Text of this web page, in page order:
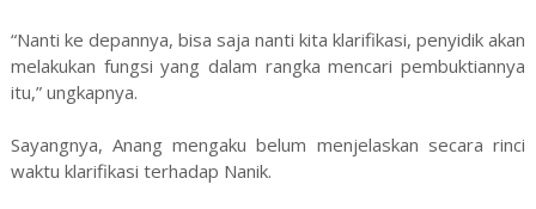
“Nanti ke depannya, bisa saja nanti kita klarifikasi, penyidik akan
melakukan fungsi yang dalam rangka mencari pembuktiannya
itu,” ungkapnya.
Sayangnya, Anang mengaku belum menjelaskan secara rinci
waktu klarifikasi terhadap Nanik.